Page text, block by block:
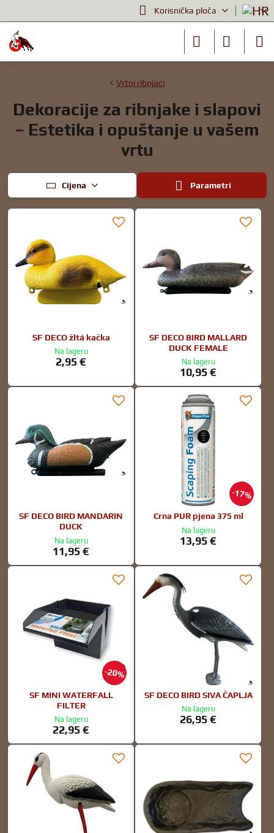
Korisnička ploča
Vrtni ribnjaci
Dekoracije za ribnjake i slapovi
– Estetika i opuštanje u vašem
vrtu
Cijena Parametri
SF DECO žltá kačka
Na lageru
2,95 €
SF DECO BIRD MALLARD
DUCK FEMALE
Na lageru
10,95 €
SF DECO BIRD MANDARIN
DUCK
Na lageru
11,95 €
17%
Crna PUR pjena 375 ml
Na lageru
13,95 €
20%
SF MINI WATERFALL
FILTER
Na lageru
22,95 €
SF DECO BIRD SIVA ČAPLJA
Na lageru
26,95 €